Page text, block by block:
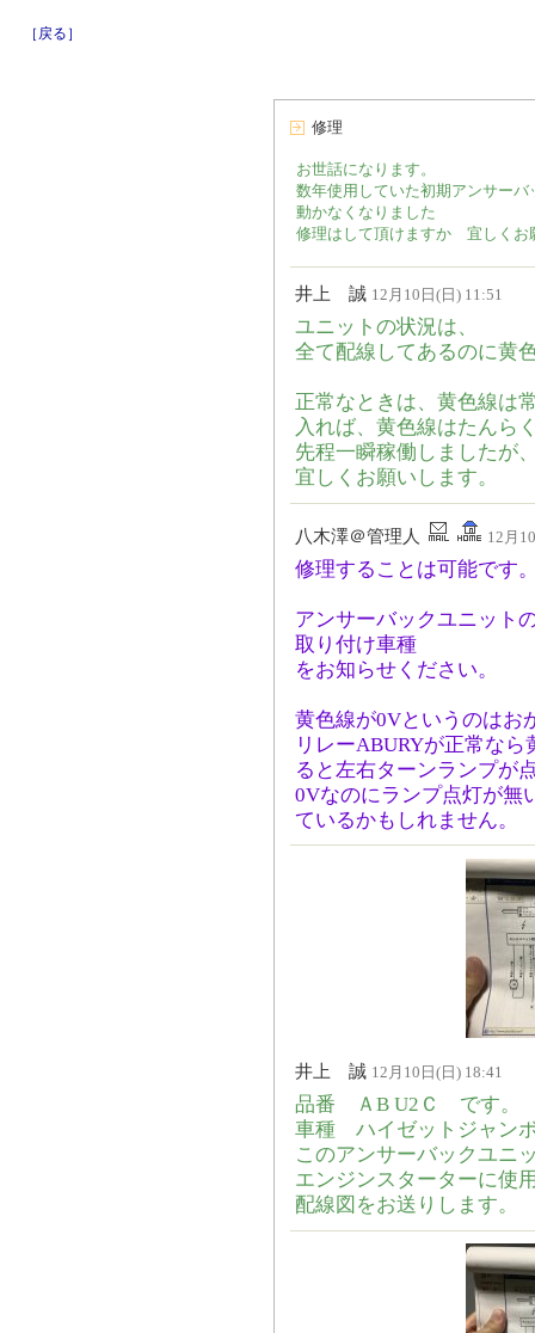
［戻る］
修理
お世話になります。
数年使用していた初期アンサーバ
動かなくなりました
修理はして頂けますか 宜しくお
井上 誠 12月10日(日) 11:51
ユニットの状況は、
全て配線してあるのに黄
正常なときは、黄色線は
入れば、黄色線はたんら
先程一瞬稼働しましたが
宜しくお願いします。
八木澤＠管理人 12月
修理することは可能です
アンサーバックユニット
取り付け車種
をお知らせください。
黄色線が0Vというのはお
リレーABURYが正常な
ると左右ターンランプが
0Vなのにランプ点灯が無
ているかもしれません。
井上 誠 12月10日(日) 18:41
品番 ＡB U2Ｃ です。
車種 ハイゼットジャン
このアンサーバックユニ
エンジンスターターに使
配線図をお送りします。